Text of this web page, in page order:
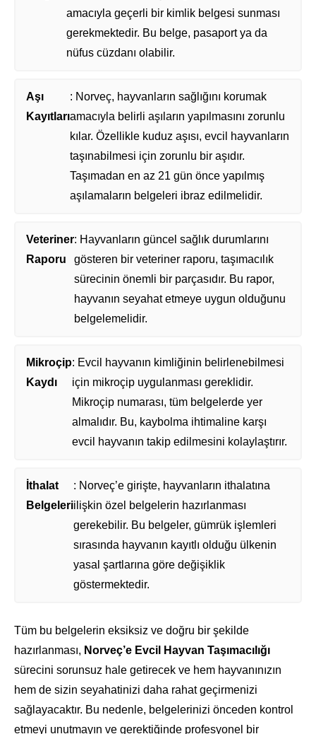
amacıyla geçerli bir kimlik belgesi sunması
gerekmektedir. Bu belge, pasaport ya da
nüfus cüzdanı olabilir.
Aşı
Kayıtları
: Norveç, hayvanların sağlığını korumak
amacıyla belirli aşıların yapılmasını zorunlu
kılar. Özellikle kuduz aşısı, evcil hayvanların
taşınabilmesi için zorunlu bir aşıdır.
Taşımadan en az 21 gün önce yapılmış
aşılamaların belgeleri ibraz edilmelidir.
Veteriner
Raporu
: Hayvanların güncel sağlık durumlarını
gösteren bir veteriner raporu, taşımacılık
sürecinin önemli bir parçasıdır. Bu rapor,
hayvanın seyahat etmeye uygun olduğunu
belgelemelidir.
Mikroçip
Kaydı
: Evcil hayvanın kimliğinin belirlenebilmesi
için mikroçip uygulanması gereklidir.
Mikroçip numarası, tüm belgelerde yer
almalıdır. Bu, kaybolma ihtimaline karşı
evcil hayvanın takip edilmesini kolaylaştırır.
İthalat
Belgeleri
: Norveç’e girişte, hayvanların ithalatına
ilişkin özel belgelerin hazırlanması
gerekebilir. Bu belgeler, gümrük işlemleri
sırasında hayvanın kayıtlı olduğu ülkenin
yasal şartlarına göre değişiklik
göstermektedir.
Tüm bu belgelerin eksiksiz ve doğru bir şekilde
hazırlanması, Norveç’e Evcil Hayvan Taşımacılığı
sürecini sorunsuz hale getirecek ve hem hayvanınızın
hem de sizin seyahatinizi daha rahat geçirmenizi
sağlayacaktır. Bu nedenle, belgelerinizi önceden kontrol
etmeyi unutmayın ve gerektiğinde profesyonel bir